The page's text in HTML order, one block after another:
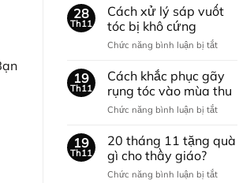
tặng
quà
cho
trai
nhân
NOEL?
28
Th11
Cách xử lý sáp vuốt
tóc bị khô cứng
Chức năng bình luận bị tắtở
lý
sáp
vuốt
bị
khô
19
Th11
Cách khắc phục gãy
rụng tóc vào mùa thu
Chức năng bình luận bị tắtở
khắc
phục
rụng
19
Th11
20 tháng 11 tặng quà
gì cho thầy giáo?
Chức năng bình luận bị tắtở